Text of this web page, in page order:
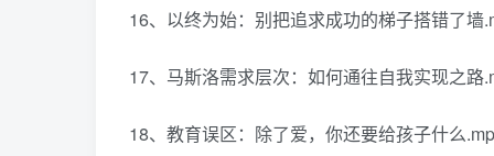
16、以终为始：别把追求成功的梯子搭错了墙
17、马斯洛需求层次：如何通往自我实现之路
18、教育误区：除了爱，你还要给孩子什么